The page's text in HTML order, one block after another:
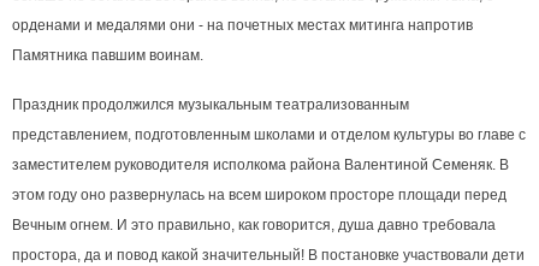
орденами и медалями они - на почетных местах митинга напротив
Памятника павшим воинам.
Праздник продолжился музыкальным театрализованным
представлением, подготовленным школами и отделом культуры во главе с
заместителем руководителя исполкома района Валентиной Семеняк. В
этом году оно развернулась на всем широком просторе площади перед
Вечным огнем. И это правильно, как говорится, душа давно требовала
простора, да и повод какой значительный! В постановке участвовали дети